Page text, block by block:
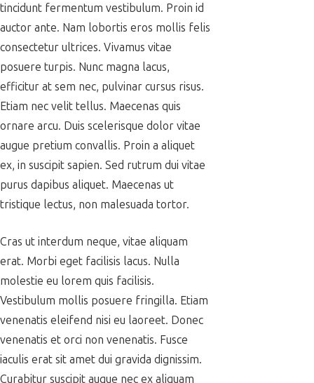
tincidunt fermentum vestibulum. Proin id
auctor ante. Nam lobortis eros mollis felis
consectetur ultrices. Vivamus vitae
posuere turpis. Nunc magna lacus,
efficitur at sem nec, pulvinar cursus risus.
Etiam nec velit tellus. Maecenas quis
ornare arcu. Duis scelerisque dolor vitae
augue pretium convallis. Proin a aliquet
ex, in suscipit sapien. Sed rutrum dui vitae
purus dapibus aliquet. Maecenas ut
tristique lectus, non malesuada tortor.
Cras ut interdum neque, vitae aliquam
erat. Morbi eget facilisis lacus. Nulla
molestie eu lorem quis facilisis.
Vestibulum mollis posuere fringilla. Etiam
venenatis eleifend nisi eu laoreet. Donec
venenatis et orci non venenatis. Fusce
iaculis erat sit amet dui gravida dignissim.
Curabitur suscipit augue nec ex aliquam